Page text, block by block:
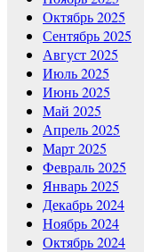
Октябрь 2025
Сентябрь 2025
Август 2025
Июль 2025
Июнь 2025
Май 2025
Апрель 2025
Март 2025
Февраль 2025
Январь 2025
Декабрь 2024
Ноябрь 2024
Октябрь 2024